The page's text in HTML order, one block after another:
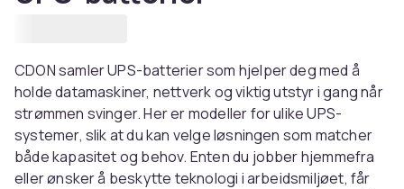
CDON samler UPS-batterier som hjelper deg med å
holde datamaskiner, nettverk og viktig utstyr i gang når
strømmen svinger. Her er modeller for ulike UPS-
systemer, slik at du kan velge løsningen som matcher
både kapasitet og behov. Enten du jobber hjemmefra
eller ønsker å beskytte teknologi i arbeidsmiljøet, får